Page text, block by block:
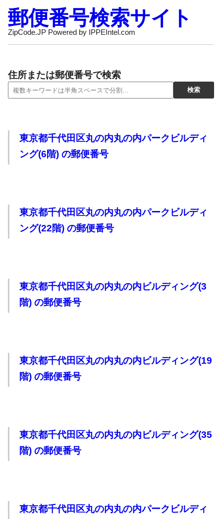
郵便番号検索サイト
ZipCode.JP Powered by IPPEIntel.com
住所または郵便番号で検索
東京都千代田区丸の内丸の内パークビルディ
ング(6階) の郵便番号
東京都千代田区丸の内丸の内パークビルディ
ング(22階) の郵便番号
東京都千代田区丸の内丸の内ビルディング(3
階) の郵便番号
東京都千代田区丸の内丸の内ビルディング(19
階) の郵便番号
東京都千代田区丸の内丸の内ビルディング(35
階) の郵便番号
東京都千代田区丸の内丸の内パークビルディ